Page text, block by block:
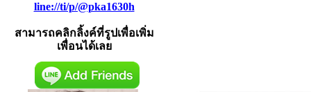
line://ti/p/@pka1630h
สามารถคลิกลิ้งค์ที่รูปเพื่อเพิ่ม
เพื่อนได้เลย